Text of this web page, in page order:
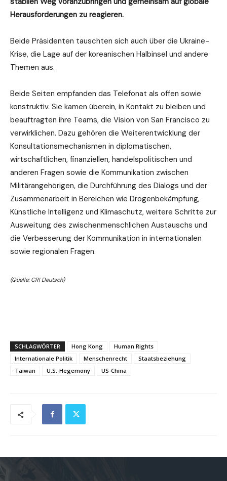
Herausforderungen zu reagieren.
Beide Präsidenten tauschten sich auch über die Ukraine-
Krise, die Lage auf der koreanischen Halbinsel und andere
Themen aus.
Beide Seiten empfanden das Telefonat als offen sowie
konstruktiv. Sie kamen überein, in Kontakt zu bleiben und
beauftragten ihre Teams, die Vision von San Francisco zu
verwirklichen. Dazu gehören die Weiterentwicklung der
Konsultationsmechanismen in diplomatischen,
wirtschaftlichen, finanziellen, handelspolitischen und
anderen Fragen sowie die Kommunikation zwischen
Militärangehörigen, die Durchführung des Dialogs und der
Zusammenarbeit in Bereichen wie Drogenbekämpfung,
Künstliche Intelligenz und Klimaschutz, weitere Schritte zur
Ausweitung des zwischenmenschlichen Austauschs und
die Verbesserung der Kommunikation in internationalen
sowie regionalen Fragen.
(Quelle: CRI Deutsch)
SCHLAGWÖRTER Hong Kong
Human Rights
Internationale Politik
Menschenrecht
Staatsbeziehung
Taiwan
U.S.-Hegemony US-China